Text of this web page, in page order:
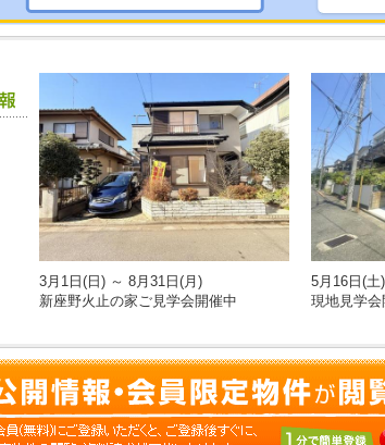
3月1日(日) ～ 8月31日(月)
新座野火止の家ご見学会開催中
5月16日(土
現地見学会